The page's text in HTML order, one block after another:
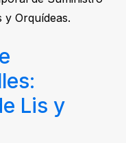
y Orquídeas.
Lis y